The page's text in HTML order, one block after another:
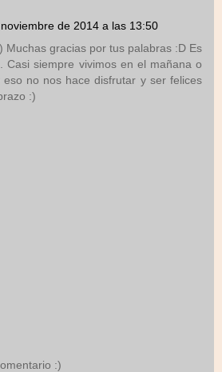
de 2014 a las 13:50
Muchas gracias por tus palabras :D Es
Casi siempre vivimos en el mañana o
no nos hace disfrutar y ser felices
:)
:)